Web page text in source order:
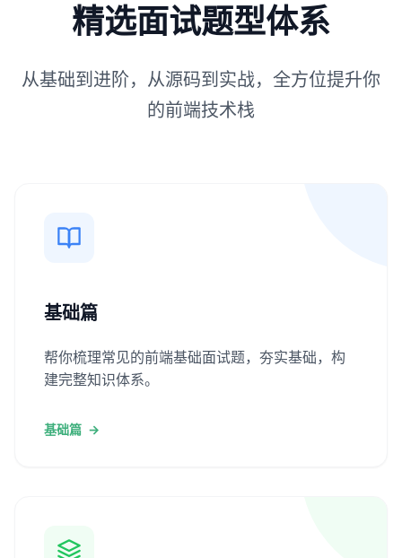
精选面试题型体系
从基础到进阶，从源码到实战，全方位提升你
的前端技术栈
基础篇
帮你梳理常见的前端基础面试题，夯实基础，构
建完整知识体系。
基础篇 →